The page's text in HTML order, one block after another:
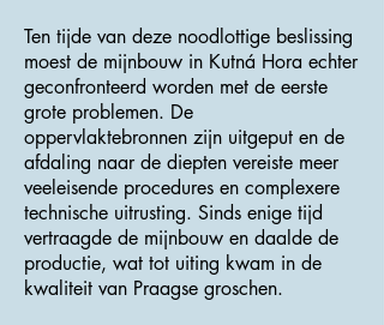
Ten tijde van deze noodlottige beslissing
moest de mijnbouw in Kutná Hora echter
geconfronteerd worden met de eerste
grote problemen. De
oppervlaktebronnen zijn uitgeput en de
afdaling naar de diepten vereiste meer
veeleisende procedures en complexere
technische uitrusting. Sinds enige tijd
vertraagde de mijnbouw en daalde de
productie, wat tot uiting kwam in de
kwaliteit van Praagse groschen.